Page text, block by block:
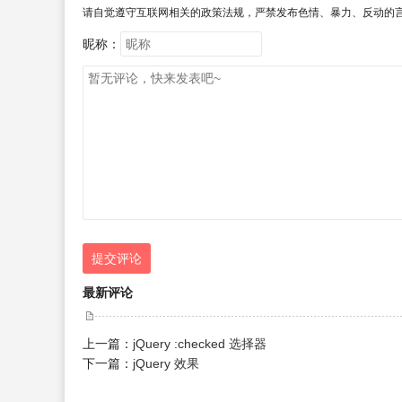
请自觉遵守互联网相关的政策法规，严禁发布色情、暴力、反动的
昵称：
提交评论
最新评论
上一篇： jQuery :checked 选择器
下一篇： jQuery 效果